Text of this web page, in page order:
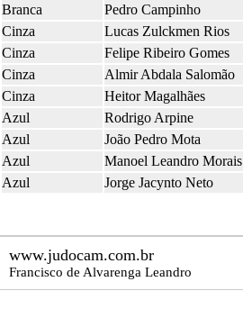
Branca
Pedro Campinho
Cinza
Lucas Zulckmen Rios
Cinza
Felipe Ribeiro Gomes
Cinza
Almir Abdala Salomão
Cinza
Heitor Magalhães
Azul
Rodrigo Arpine
Azul
João Pedro Mota
Azul
Manoel Leandro Morais
Azul
Jorge Jacynto Neto
www.judocam.com.br
Francisco de Alvarenga Leandro